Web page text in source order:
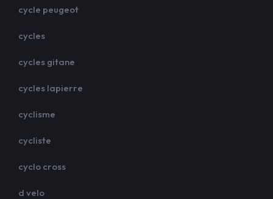
cycle peugeot
cycles
cycles gitane
cycles lapierre
cyclisme
cycliste
cyclo cross
d velo